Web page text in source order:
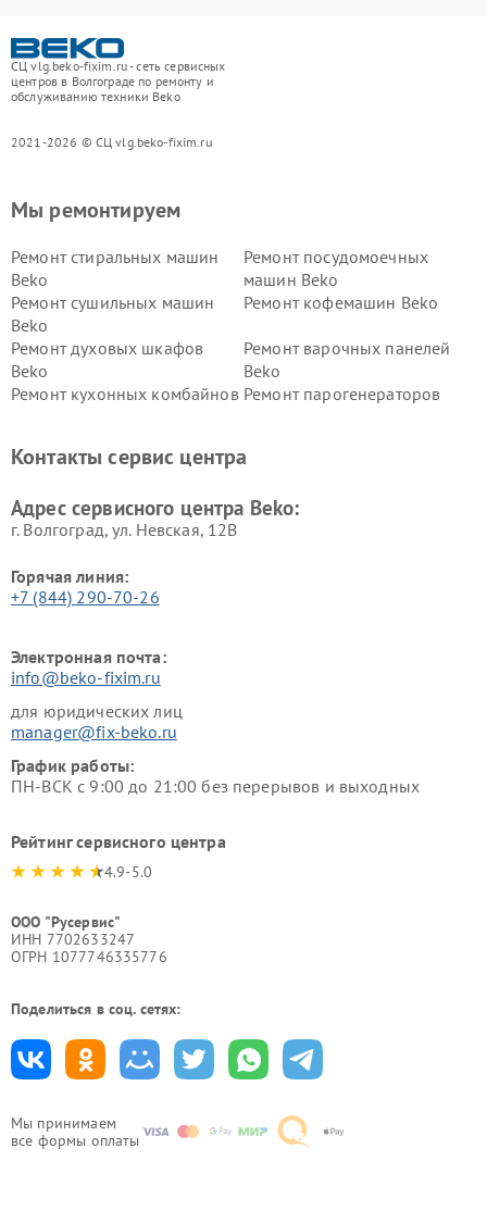
СЦ vlg.beko-fixim.ru - сеть сервисных
центров в Волгограде по ремонту и
обслуживанию техники Beko
2021-2026 © СЦ vlg.beko-fixim.ru
Мы принимаем
все формы оплаты
Мы ремонтируем
Ремонт стиральных машин
Beko
Ремонт посудомоечных
машин Beko
Ремонт сушильных машин
Beko
Ремонт кофемашин Beko
Ремонт духовых шкафов
Beko
Ремонт варочных панелей
Beko
Ремонт кухонных комбайнов Ремонт парогенераторов
Ремонт холодильников Beko Ремонт морозильных камер
Контакты сервис центра
Адрес сервисного центра Beko:
г. Волгоград, ул. Невская, 12В
Горячая линия:
+7 (844) 290-70-26
Электронная почта:
info@beko-fixim.ru
для юридических лиц
manager@fix-beko.ru
График работы:
ПН-ВСК с 9:00 до 21:00 без перерывов и выходных
Рейтинг сервисного центра
4.9-5.0
ООО "Русервис"
ИНН 7702633247
ОГРН 1077746335776
Поделиться в соц. сетях: